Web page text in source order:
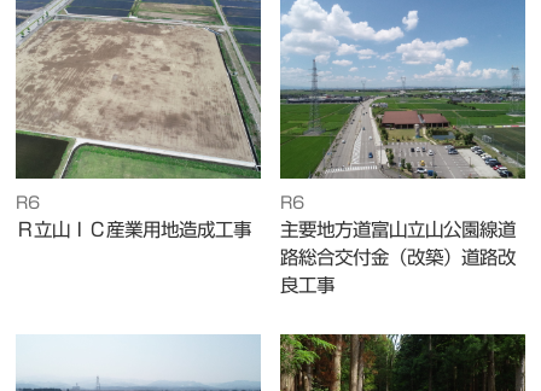
R6
Ｒ立山ＩＣ産業用地造成工事
R6
主要地方道富山立山公園線道
路総合交付金（改築）道路改
良工事